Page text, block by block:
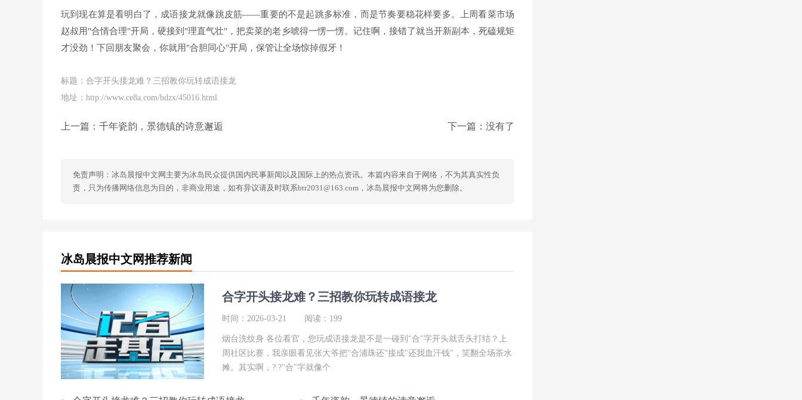
玩到现在算是看明白了，成语接龙就像跳皮筋——重要的不是起跳多标准，而是节奏要稳花样要多。上周看菜市场
赵叔用"合情合理"开局，硬接到"理直气壮"，把卖菜的老乡唬得一愣一愣。记住啊，接错了就当开新副本，死磕规矩
才没劲！下回朋友聚会，你就用"合胆同心"开局，保管让全场惊掉假牙！
标题：合字开头接龙难？三招教你玩转成语接龙
地址：http://www.ce8a.com/bdzx/45016.html
上一篇： 千年瓷韵，景德镇的诗意邂逅 下一篇：没有了
免责声明：冰岛晨报中文网主要为冰岛民众提供国内民事新闻以及国际上的热点资讯。本篇内容来自于网络，不为其真实性负
责，只为传播网络信息为目的，非商业用途，如有异议请及时联系btr2031@163.com，冰岛晨报中文网将为您删除。
冰岛晨报中文网推荐新闻
合字开头接龙难？三招教你玩转成语接龙
时间：2026-03-21 阅读：199
烟台洗纹身 各位看官，您玩成语接龙是不是一碰到"合"字开头就舌头打结？上
周社区比赛，我亲眼看见张大爷把"合浦珠还"接成"还我血汗钱"，笑翻全场茶水
摊。其实啊，? ?"合"字就像个